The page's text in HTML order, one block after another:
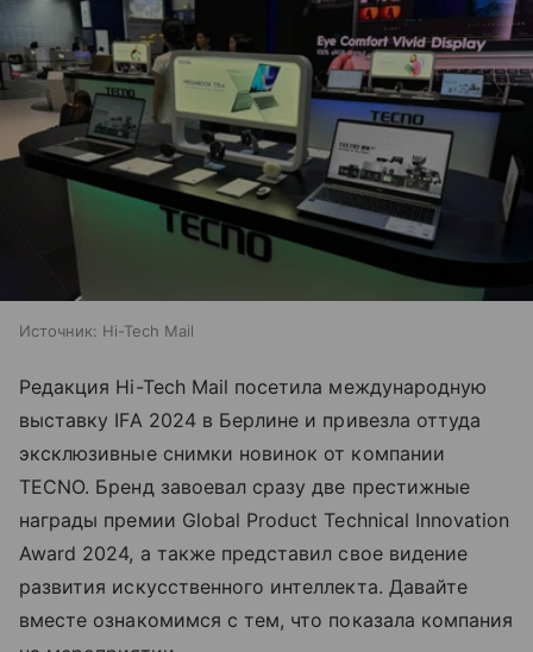
Источник: Hi-Tech Mail
Редакция Hi-Tech Mail посетила международную
выставку IFA 2024 в Берлине и привезла оттуда
эксклюзивные снимки новинок от компании
TECNO. Бренд завоевал сразу две престижные
награды премии Global Product Technical Innovation
Award 2024, а также представил свое видение
развития искусственного интеллекта. Давайте
вместе ознакомимся с тем, что показала компания